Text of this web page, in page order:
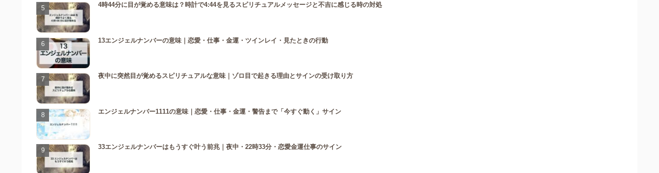
4時44分に目が覚める意味は？時計で4:44を見るスピリチュアルメッセージと不吉に感じる時の対処
13エンジェルナンバーの意味｜恋愛・仕事・金運・ツインレイ・見たときの行動
夜中に突然目が覚めるスピリチュアルな意味｜ゾロ目で起きる理由とサインの受け取り方
エンジェルナンバー1111の意味｜恋愛・仕事・金運・警告まで「今すぐ動く」サイン
33エンジェルナンバーはもうすぐ叶う前兆｜夜中・22時33分・恋愛金運仕事のサイン